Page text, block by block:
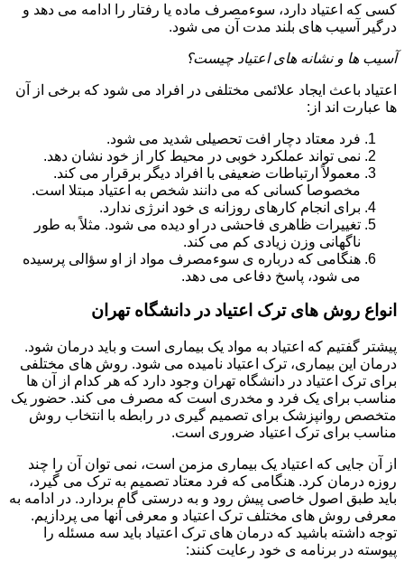
کسی که اعتیاد دارد، سوءمصرف ماده یا رفتار را ادامه می دهد و
درگیر آسیب های بلند مدت آن می شود.
آسیب ها و نشانه های اعتیاد چیست؟
اعتیاد باعث ایجاد علائمی مختلفی در افراد می شود که برخی از آن
ها عبارت اند از:
فرد معتاد دچار افت تحصیلی شدید می شود.
نمی تواند عملکرد خوبی در محیط کار از خود نشان دهد.
معمولاً ارتباطات ضعیفی با افراد دیگر برقرار می کند.
مخصوصا کسانی که می دانند شخص به اعتیاد مبتلا است.
برای انجام کارهای روزانه ی خود انرژی ندارد.
تغییرات ظاهری فاحشی در او دیده می شود. مثلاً به طور
ناگهانی وزن زیادی کم می کند.
هنگامی که درباره ی سوءمصرف مواد از او سؤالی پرسیده
می شود، پاسخ دفاعی می دهد.
انواع روش های ترک اعتیاد در دانشگاه تهران
پیشتر گفتیم که اعتیاد به مواد یک بیماری است و باید درمان شود.
درمان این بیماری، ترک اعتیاد نامیده می شود. روش های مختلفی
برای ترک اعتیاد در دانشگاه تهران وجود دارد که هر کدام از آن ها
مناسب برای یک فرد و مخدری است که مصرف می کند. حضور یک
متخصص روانپزشک برای تصمیم گیری در رابطه با انتخاب روش
مناسب برای ترک اعتیاد ضروری است.
از آن جایی که اعتیاد یک بیماری مزمن است، نمی توان آن را چند
روزه درمان کرد. هنگامی که فرد معتاد تصمیم به ترک می گیرد،
باید طبق اصول خاصی پیش رود و به درستی گام بردارد. در ادامه به
معرفی روش های مختلف ترک اعتیاد و معرفی آنها می پردازیم.
توجه داشته باشید که درمان های ترک اعتیاد باید سه مسئله را
پیوسته در برنامه ی خود رعایت کنند: